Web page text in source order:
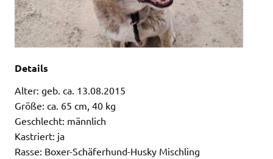
Details
Alter: geb. ca. 13.08.2015
Größe: ca. 65 cm, 40 kg
Geschlecht: männlich
Kastriert: ja
Rasse: Boxer-Schäferhund-Husky Mischling